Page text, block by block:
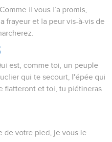
il vous l’a promis,
frayeur et la peur vis-à-vis de
est, comme toi, un peuple
qui te secourt, l'épée qui
flatteront et toi, tu piétineras
de votre pied, je vous le